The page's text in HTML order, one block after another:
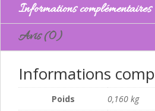
Informations complémentaires
Avis (0)
Informations
Poids 0,160 kg